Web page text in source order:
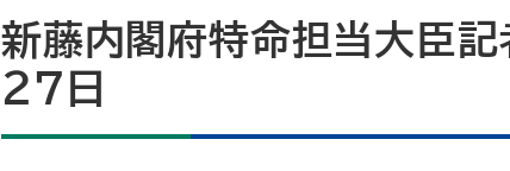
新藤内閣府特命担当大臣
27日